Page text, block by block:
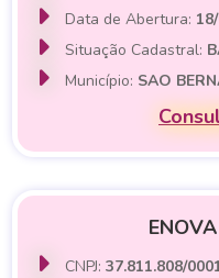
Data de Abertura:
Situação Cadastral:
Município: SAO
CNPJ:37.811.808/